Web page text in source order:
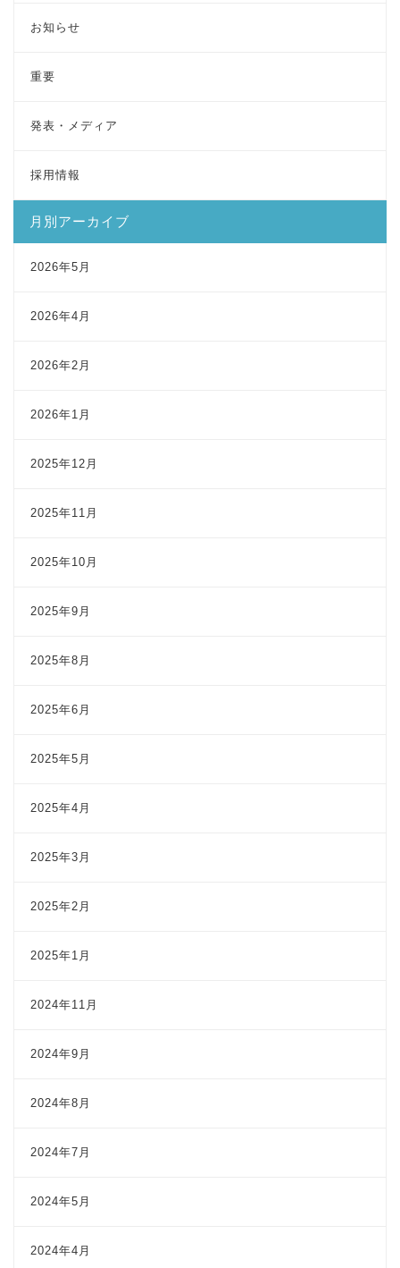
お知らせ
重要
発表・メディア
採用情報
月別アーカイブ
2026年5月
2026年4月
2026年2月
2026年1月
2025年12月
2025年11月
2025年10月
2025年9月
2025年8月
2025年6月
2025年5月
2025年4月
2025年3月
2025年2月
2025年1月
2024年11月
2024年9月
2024年8月
2024年7月
2024年5月
2024年4月